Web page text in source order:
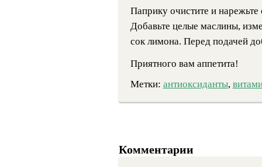
Паприку очистите и
Добавьте целые маслины,
сок лимона. Перед подачей
Приятного вам аппетита!
Метки: антиоксиданты,
Комментарии